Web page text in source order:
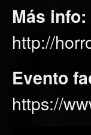
Más info:
http://
Evento
https://